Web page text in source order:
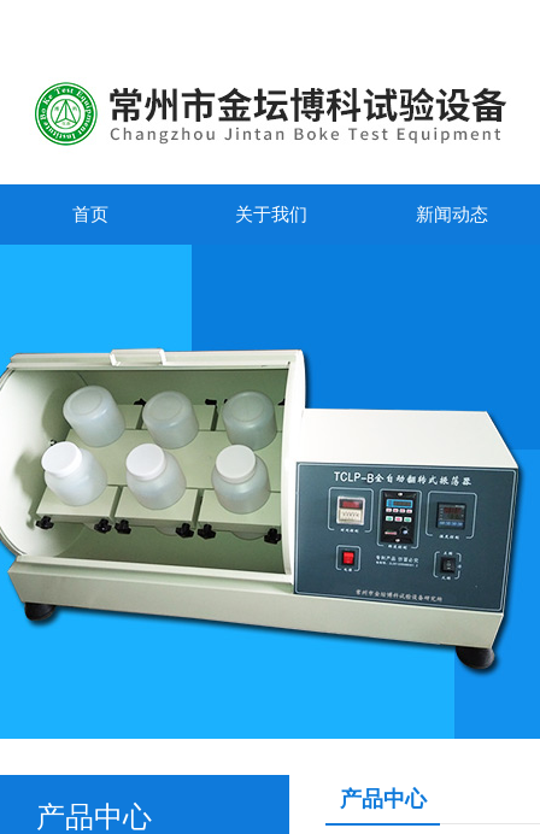
首页 关于我们 新闻动态
产品中心
产品中心